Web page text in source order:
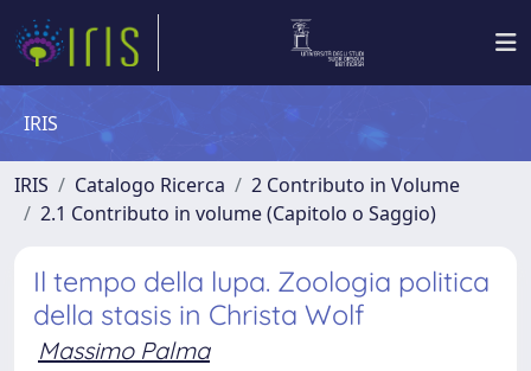
IRIS
IRIS Catalogo Ricerca
2 Contributo in Volume
2.1 Contributo in volume (Capitolo o Saggio)
Il tempo della lupa. Zoologia politica
della stasis in Christa Wolf
Massimo Palma